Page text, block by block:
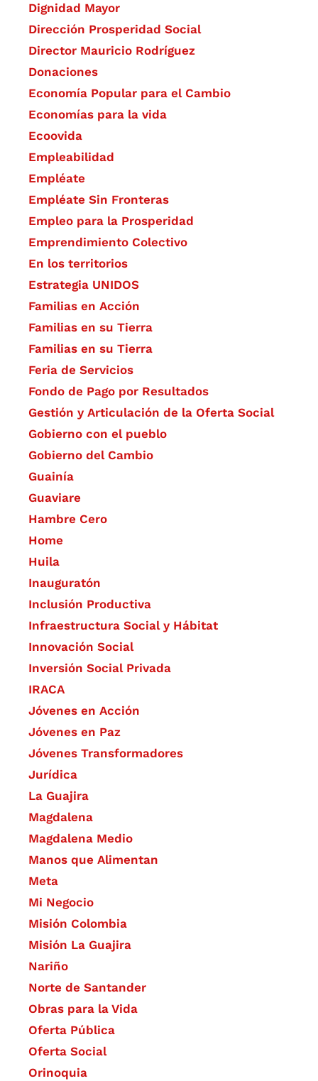
Dignidad Mayor
Dirección Prosperidad Social
Director Mauricio Rodríguez
Donaciones
Economía Popular para el Cambio
Economías para la vida
Ecoovida
Empleabilidad
Empléate
Empléate Sin Fronteras
Empleo para la Prosperidad
Emprendimiento Colectivo
En los territorios
Estrategia UNIDOS
Familias en Acción
Familias en su Tierra
Familias en su Tierra
Feria de Servicios
Fondo de Pago por Resultados
Gestión y Articulación de la Oferta Social
Gobierno con el pueblo
Gobierno del Cambio
Guainía
Guaviare
Hambre Cero
Home
Huila
Inauguratón
Inclusión Productiva
Infraestructura Social y Hábitat
​Innovación Social
Inversión Social Privada
IRACA
Jóvenes en Acción
Jóvenes en Paz
Jóvenes Transformadores
Jurídica
La Guajira
Magdalena
Magdalena Medio
Manos que Alimentan
Meta
Mi Negocio
Misión Colombia
Misión La Guajira
Nariño
Norte de Santander
Obras para la Vida
Oferta Pública
Oferta Social​​
Orinoquia